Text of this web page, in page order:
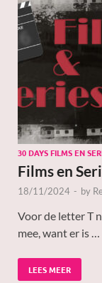
30 DAYS FILMS EN
Films en
18/11/2024 - by
Voor de letter T
mee, want er is …
LEES MEER